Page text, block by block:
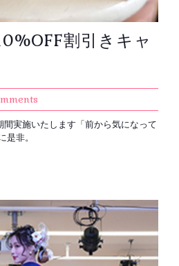
割引きキャ
実施いたします「前から気になって
非。